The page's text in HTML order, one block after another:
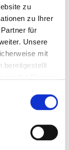
zu
zu Ihrer
für
Unsere
mit
bereitgestellt
) Medium, Dual